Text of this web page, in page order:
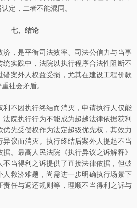
定，二者不能混同。
七、结论
，是平衡司法效率、司法公信力与当事
统实践中，法院以执行程序合法性阻断不
案外人权益受损，尤其在建设工程价款
社会矛盾。
利不因执行终结而消灭，申请执行人仅能
院执行行为不能成为超越法律依据获利
先受偿权作为法定超级优先权，其效力
议而消灭。执行终结后案外人提起不当
。最高人民法院《执行异议之诉解释》
当得利之诉提供了直接法律依据，但破
救济难题，尚需进一步明确执行场景下
任与返还规则等，理顺不当得利之诉与